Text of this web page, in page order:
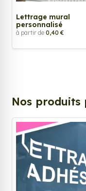
Lettrage mural
personnalisé
à partir de 0,40 €
Nos produits